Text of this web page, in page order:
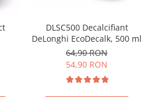
DLSC500 Decalcifiant
DeLonghi EcoDecalk, 500 ml
64,90 RON
54,90 RON